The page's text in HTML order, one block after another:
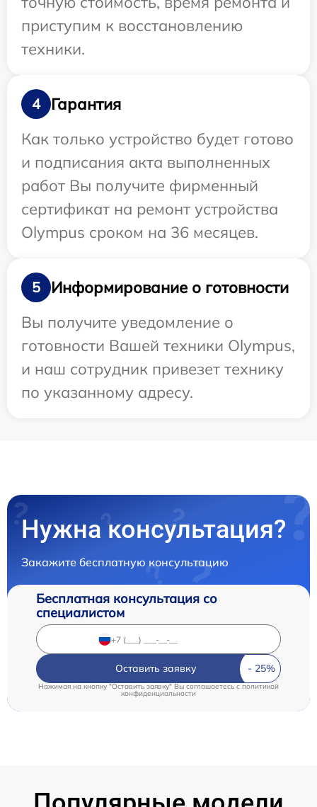
приступим к восстановлению
техники.
4
Гарантия
Как только устройство будет готово
и подписания акта выполненных
работ Вы получите фирменный
сертификат на ремонт устройства
Olympus сроком на 36 месяцев.
5
Информирование о готовности
Вы получите уведомление о
готовности Вашей техники Olympus,
и наш сотрудник привезет технику
по указанному адресу.
Нужна консультация?
Закажите бесплатную консультацию
Бесплатная консультация со
специалистом
Оставить заявку
Нажимая на кнопку "Оставить заявку" Вы соглашаетесь c политикой
конфиденциальности